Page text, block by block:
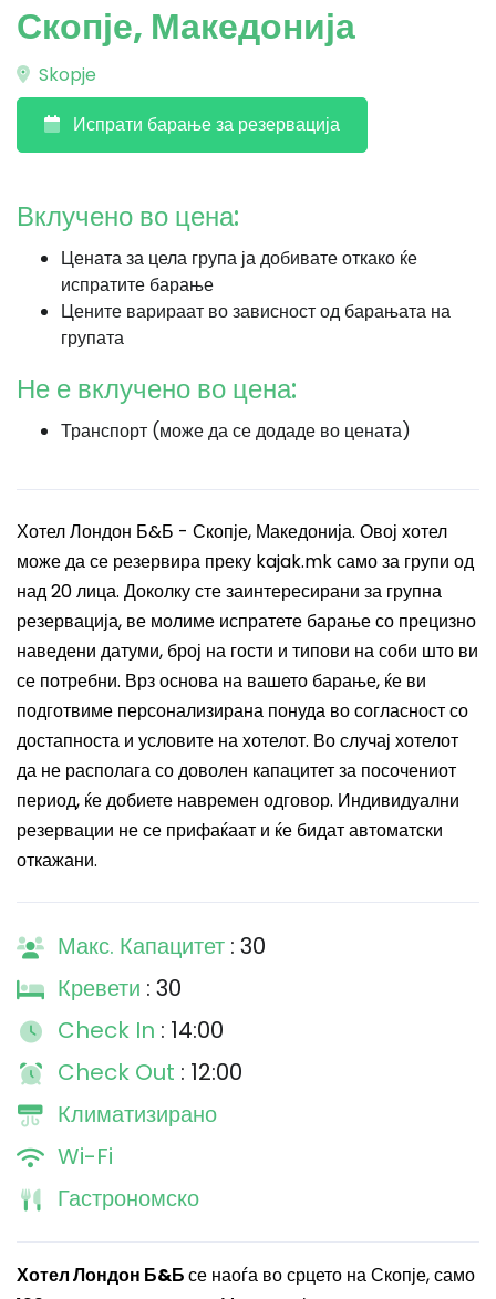
Скопје, Македонија
Skopje
Испрати барање за резервација
Вклучено во цена:
Цената за цела група ја добивате откако ќе
испратите барање
Цените варираат во зависност од барањата на
групата
Не е вклучено во цена:
Транспорт (може да се додаде во цената)
Хотел Лондон Б&Б - Скопје, Македонија. Овој хотел
може да се резервира преку kajak.mk само за групи од
над 20 лица. Доколку сте заинтересирани за групна
резервација, ве молиме испратете барање со прецизно
наведени датуми, број на гости и типови на соби што ви
се потребни. Врз основа на вашето барање, ќе ви
подготвиме персонализирана понуда во согласност со
достапноста и условите на хотелот. Во случај хотелот
да не располага со доволен капацитет за посочениот
период, ќе добиете навремен одговор. Индивидуални
резервации не се прифаќаат и ќе бидат автоматски
откажани.
Макс. Капацитет : 30
Кревети : 30
Check In : 14:00
Check Out : 12:00
Климатизирано
Wi-Fi
Гастрономско
Хотел Лондон Б&Бсе наоѓа во срцето на Скопје, само